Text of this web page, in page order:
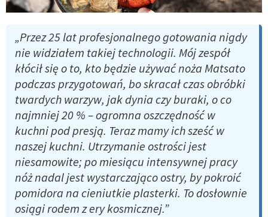
„Przez 25 lat profesjonalnego gotowania nigdy
nie widziałem takiej technologii. Mój zespół
kłócił się o to, kto będzie używać noża Matsato
podczas przygotowań, bo skracał czas obróbki
twardych warzyw, jak dynia czy buraki, o co
najmniej 20 % – ogromna oszczędność w
kuchni pod presją. Teraz mamy ich sześć w
naszej kuchni. Utrzymanie ostrości jest
niesamowite; po miesiącu intensywnej pracy
nóż nadal jest wystarczająco ostry, by pokroić
pomidora na cieniutkie plasterki. To dosłownie
osiągi rodem z ery kosmicznej.”